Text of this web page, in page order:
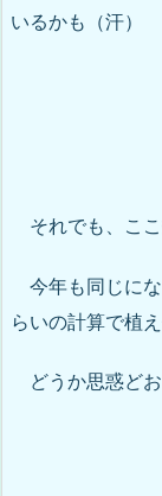
いるかも（汗）
それでも、こ
今年も同じにな
らいの計算で植
どうか思惑ど